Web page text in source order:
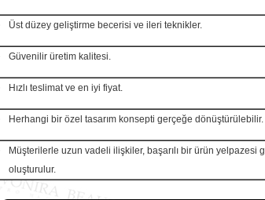
Üst düzey geliştirme becerisi ve ileri teknikler.
Güvenilir üretim kalitesi.
Hızlı teslimat ve en iyi fiyat.
Herhangi bir özel tasarım konsepti gerçeğe dönüştürülebilir.
Müşterilerle uzun vadeli ilişkiler, başarılı bir ürün yelpazesi
oluşturulur.